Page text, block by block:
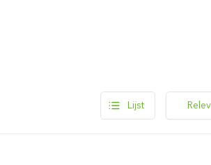
Lijst